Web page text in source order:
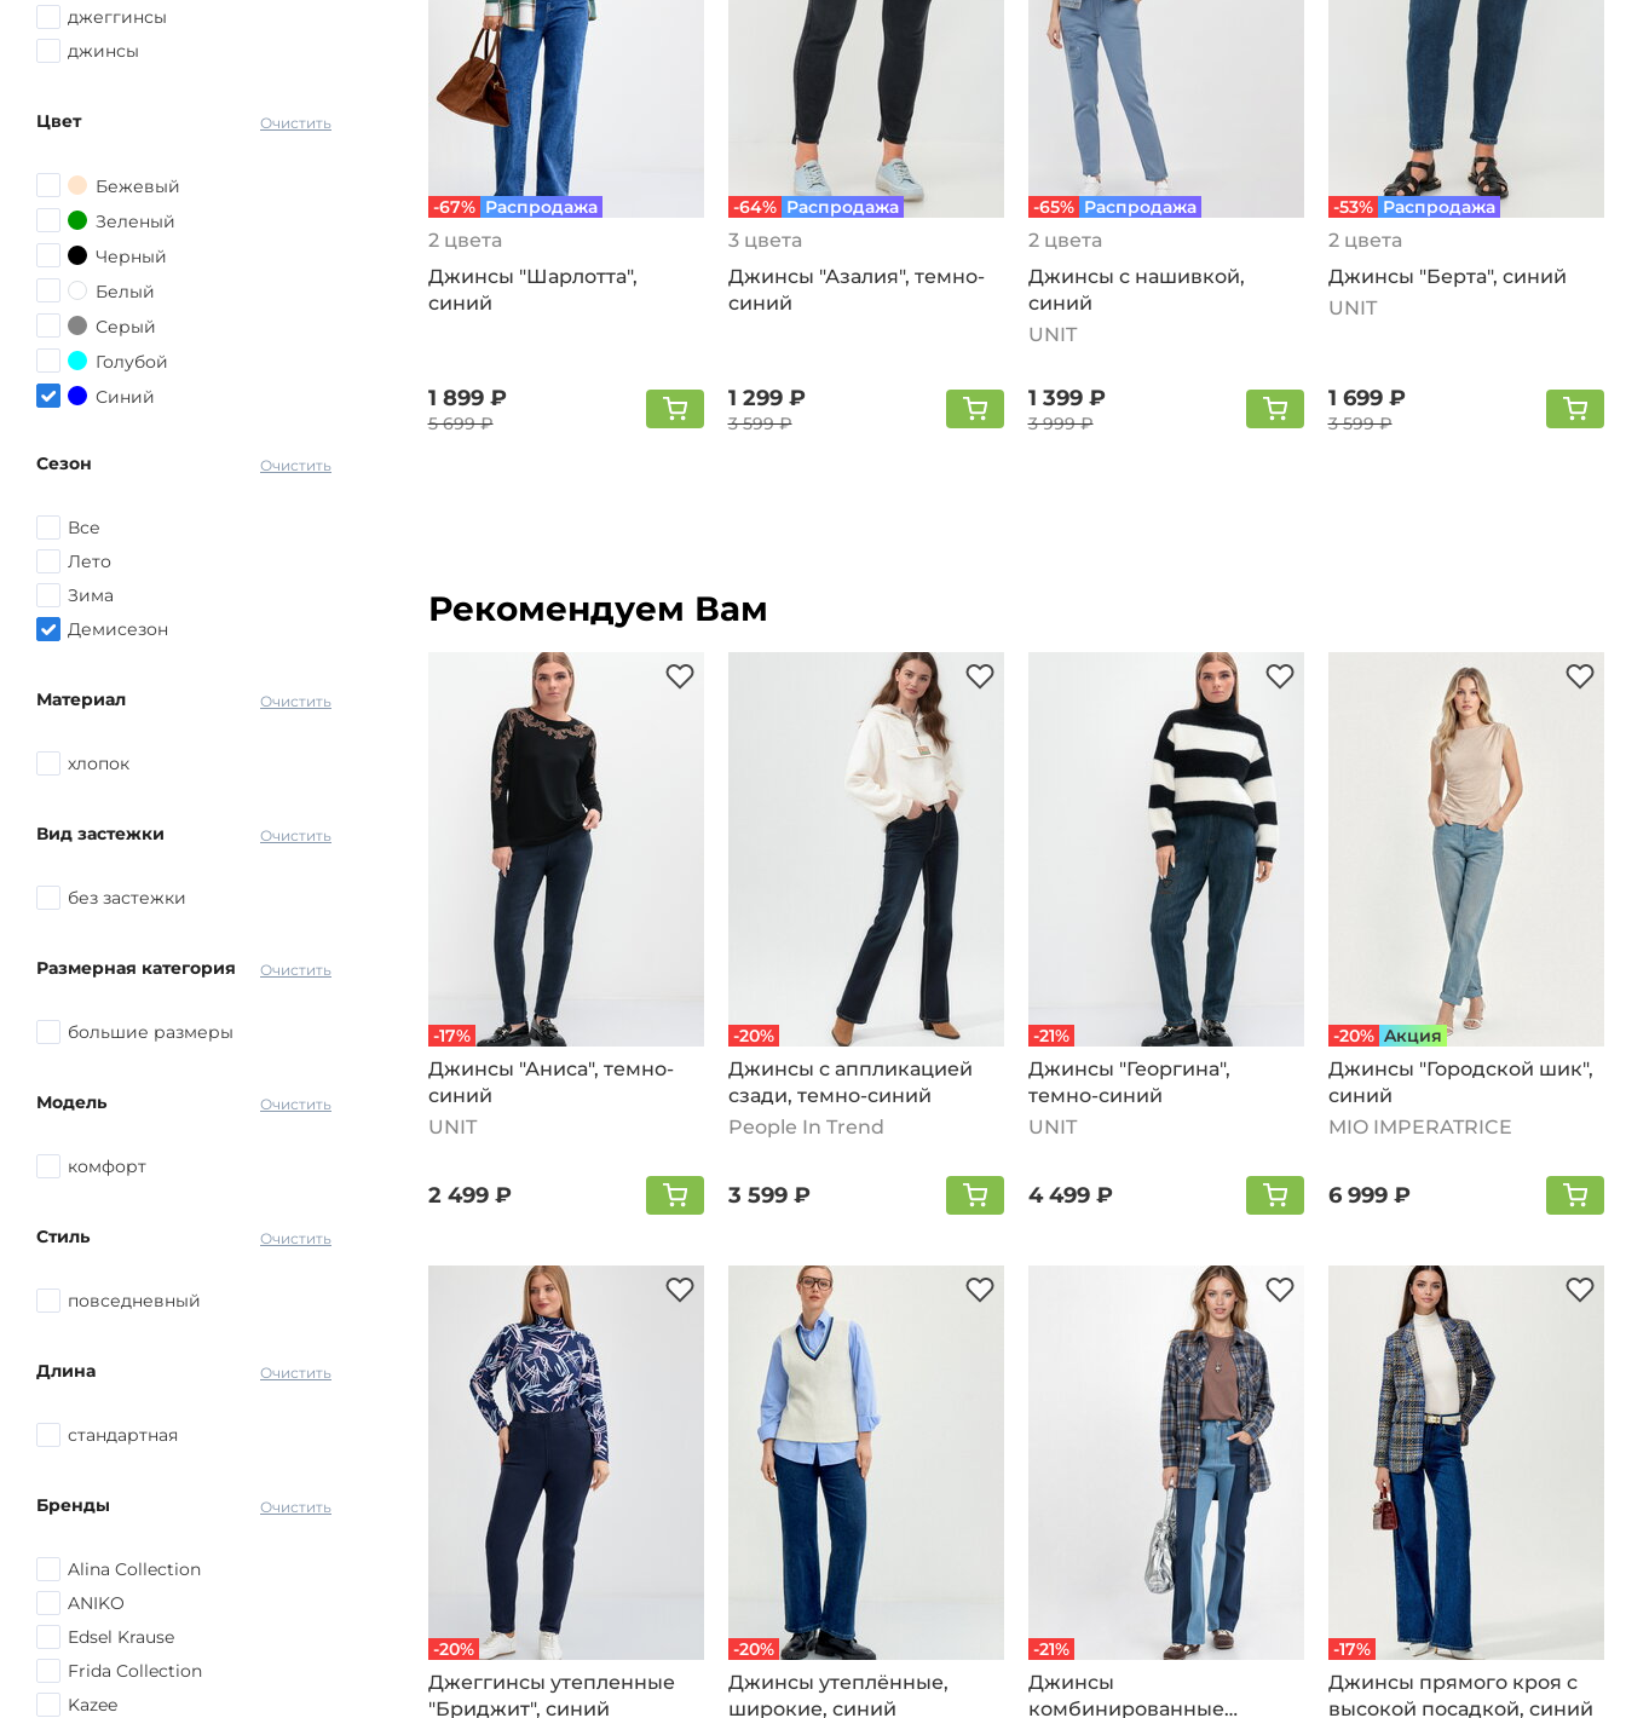
54-56
56
58
60
60-62
62
62-64
джеггинсы
джинсы
Очистить
Цвет
Бежевый
Зеленый
Черный
Белый
Серый
Голубой
Синий
Очистить
Сезон
Все
Лето
Зима
Демисезон
Очистить
Материал
хлопок
Очистить
Вид застежки
без застежки
Очистить
Размерная категория
большие размеры
Очистить
Модель
комфорт
Очистить
Стиль
повседневный
Очистить
Длина
стандартная
Очистить
Бренды
Alina Collection
ANIKO
Edsel Krause
Frida Collection
Kazee
-67% Распродажа
2 цвета
Джинсы "Шарлотта",
синий
1 899 ₽
5 699 ₽
-64% Распродажа
3 цвета
Джинсы "Азалия", темно-
синий
1 299 ₽
3 599 ₽
-65% Распродажа
2 цвета
Джинсы с нашивкой,
синий
UNIT
1 399 ₽
3 999 ₽
-53% Распродажа
2 цвета
Джинсы "Берта", синий
UNIT
1 699 ₽
3 599 ₽
Рекомендуем Вам
-17%
Джинсы "Аниса", темно-
синий
UNIT
2 499 ₽
-20%
Джинсы с аппликацией
сзади, темно-синий
People In Trend
3 599 ₽
-21%
Джинсы "Георгина",
темно-синий
UNIT
4 499 ₽
-20% Aкция
Джинсы "Городской шик",
синий
MIO IMPERATRICE
6 999 ₽
-20%
Джеггинсы утепленные
"Бриджит", синий
-20%
Джинсы утеплённые,
широкие, синий
-21%
Джинсы
комбинированные
-17%
Джинсы прямого кроя с
высокой посадкой, синий